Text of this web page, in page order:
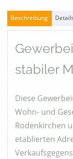
Beschreibung Details
stabiler
Diese
Wohn- und
Rodenkirchen
etablierten